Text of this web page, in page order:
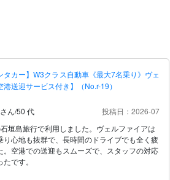
タカー】W3クラス自動車《最大7名乗り》ヴェ
送迎サービス付き】（No.r-19）
ん/50 代
投稿日：2026-07
垣島旅行で利用しました。ヴェルファイアは
り心地も抜群で、長時間のドライブでも全く疲
。空港での送迎もスムーズで、スタッフの対応
です。